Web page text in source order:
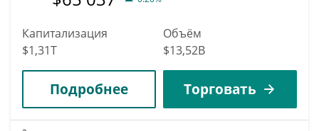
Капитализация
$1,31T
Объём
$13,52B
Подробнее Торговать